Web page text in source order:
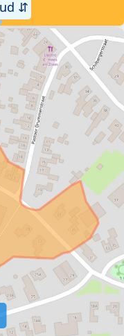
⇵